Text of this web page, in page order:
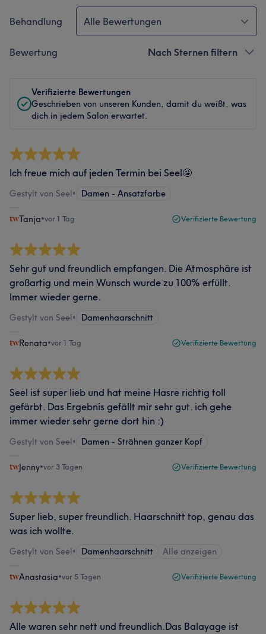
Behandlung Alle Bewertungen
Bewertung Nach Sternen filtern
Verifizierte Bewertungen
Geschrieben von unseren Kunden, damit du weißt, was
dich in jedem Salon erwartet.
Ich freue mich auf jeden Termin bei Seel🤩
Gestylt von Seel• Damen - Ansatzfarbe
Tanja•vor 1 Tag Verifizierte Bewertung
Sehr gut und freundlich empfangen. Die Atmosphäre ist
großartig und mein Wunsch wurde zu 100% erfüllt.
Immer wieder gerne.
Gestylt von Seel• Damenhaarschnitt
Renata•vor 1 Tag Verifizierte Bewertung
Seel ist super lieb und hat meine Hasre richtig toll
gefärbt. Das Ergebnis gefällt mir sehr gut. ich gehe
immer wieder sehr gerne dort hin :)
Gestylt von Seel• Damen - Strähnen ganzer Kopf
Jenny•vor 3 Tagen Verifizierte Bewertung
Super lieb, super freundlich. Haarschnitt top, genau das
was ich wollte.
Gestylt von Seel• Damenhaarschnitt Alle anzeigen
Anastasia•vor 5 Tagen Verifizierte Bewertung
Alle waren sehr nett und freundlich.Das Balayage ist